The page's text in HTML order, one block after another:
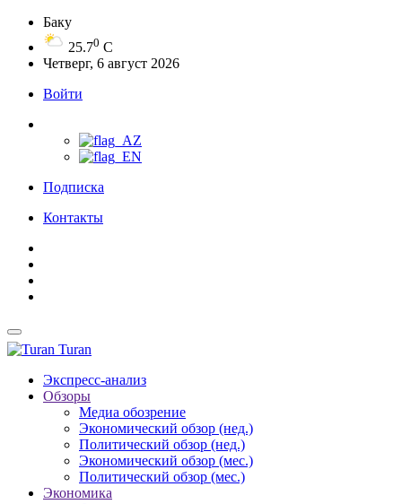
Баку
25.70 C
Четверг, 6 август 2026
Войти
Подписка
Контакты
Turan
Экспресс-анализ
Обзоры
Медиа обозрение
Экономический обзор (нед.)
Политический обзор (нед.)
Экономический обзор (мес.)
Политический обзор (мес.)
Экономика